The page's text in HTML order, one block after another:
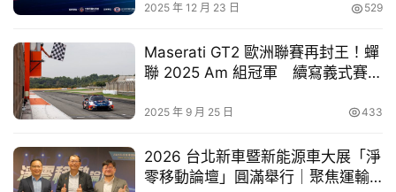
幫
忙
跨
界
玩
C
A
一種能夠激勵人們挑戰自我、凝聚社群與創造正向影響力的
賽事，更延伸至職業聯賽、社區足球計畫以及球員成長故
事。
2025 年 12 月 23 日 529
Maserati GT2 歐洲聯賽再封王！蟬
聯 2025 Am 組冠軍 續寫義式賽道
2025 年 9 月 25 日 433
2026 台北新車暨新能源車大展「淨
零移動論壇」圓滿舉行｜聚焦運輸